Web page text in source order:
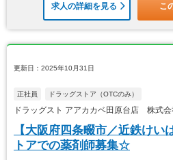
求人の詳細を見る こ
更新日：2025年10月31日
正社員 ドラッグストア（OTCのみ）
ドラッグスト アアカカベ田原台店 株式会
【大阪府四条畷市／近鉄け
トアでの薬剤師募集☆